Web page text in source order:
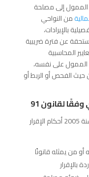
الممول إلى مصلحة
من النواحي
بالإيرادات،
عن فترة ضريبية
المحاسبية
الممول على نفسه،
حيث الفحص أو الربط أو
الأساس القانوني للإقرار الضريبي وفقًا لقانون 91
نظم قانون الضريبة على الدخل رقم 91 لسنة 2005 أحكام الإقرار
أو من يمثله قانونًا
بالإقرار